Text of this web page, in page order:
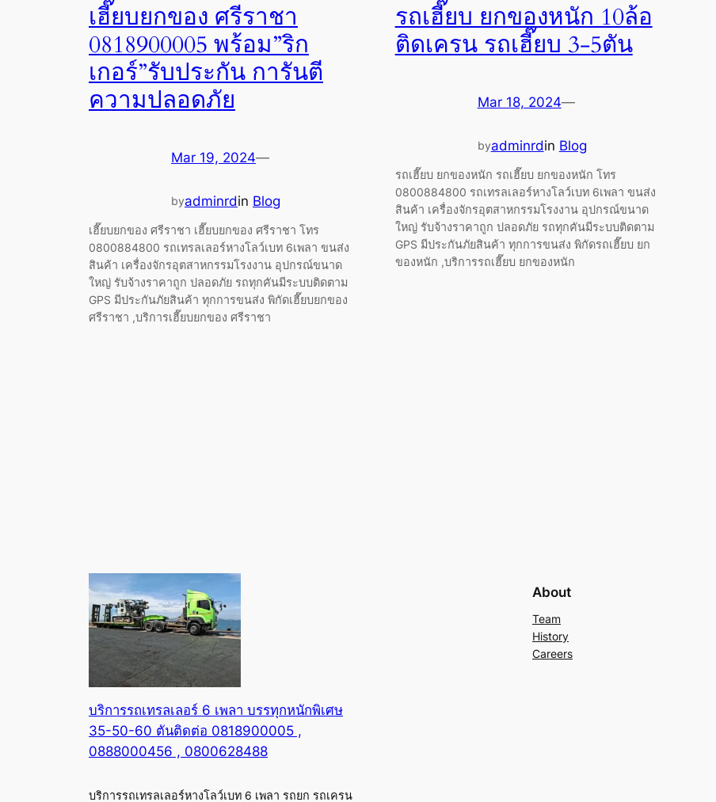
เฮี๊ยบยกของ ศรีราชา
0818900005 พร้อม”ริก
เกอร์”รับประกัน การันตี
ความปลอดภัย
Mar 19, 2024—
byadminrdin Blog
เฮี๊ยบยกของ ศรีราชา เฮี๊ยบยกของ ศรีราชา โทร
0800884800 รถเทรลเลอร์หางโลว์เบท 6เพลา ขนส่ง
สินค้า เครื่องจักรอุตสาหกรรมโรงงาน อุปกรณ์ขนาด
ใหญ่ รับจ้างราคาถูก ปลอดภัย รถทุกคันมีระบบติดตาม
GPS มีประกันภัยสินค้า ทุกการขนส่ง พิกัดเฮี๊ยบยกของ
ศรีราชา ,บริการเฮี๊ยบยกของ ศรีราชา
รถเฮี๊ยบ ยกของหนัก 10ล้อ
ติดเครน รถเฮี๊ยบ 3-5ตัน
Mar 18, 2024—
byadminrdin Blog
รถเฮี๊ยบ ยกของหนัก รถเฮี๊ยบ ยกของหนัก โทร
0800884800 รถเทรลเลอร์หางโลว์เบท 6เพลา ขนส่ง
สินค้า เครื่องจักรอุตสาหกรรมโรงงาน อุปกรณ์ขนาด
ใหญ่ รับจ้างราคาถูก ปลอดภัย รถทุกคันมีระบบติดตาม
GPS มีประกันภัยสินค้า ทุกการขนส่ง พิกัดรถเฮี๊ยบ ยก
ของหนัก ,บริการรถเฮี๊ยบ ยกของหนัก
บริการรถเทรลเลอร์ 6 เพลา บรรทุกหนักพิเศษ
35-50-60 ตันติดต่อ 0818900005 ,
0888000456 , 0800628488
บริการรถเทรลเลอร์หางโลว์เบท 6 เพลา รถยก รถเครน
About
Team
History
Careers